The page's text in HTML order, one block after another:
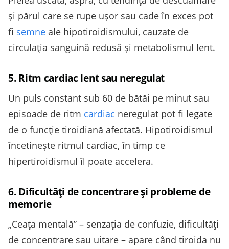
și părul care se rupe ușor sau cade în exces pot
fi semne ale hipotiroidismului, cauzate de
circulația sanguină redusă și metabolismul lent.
5. Ritm cardiac lent sau neregulat
Un puls constant sub 60 de bătăi pe minut sau
episoade de ritm cardiac neregulat pot fi legate
de o funcție tiroidiană afectată. Hipotiroidismul
încetinește ritmul cardiac, în timp ce
hipertiroidismul îl poate accelera.
6. Dificultăţi de concentrare și probleme de
memorie
„Ceața mentală” – senzația de confuzie, dificultăţi
de concentrare sau uitare – apare când tiroida nu